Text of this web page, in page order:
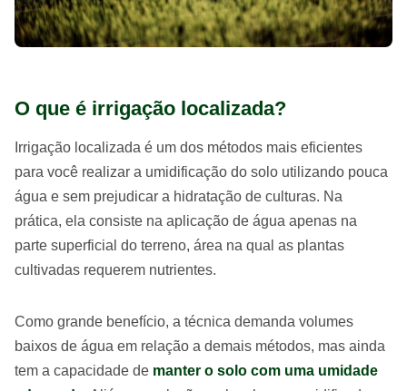
O que é irrigação localizada?
Irrigação localizada é um dos métodos mais eficientes
para você realizar a umidificação do solo utilizando pouca
água e sem prejudicar a hidratação de culturas. Na
prática, ela consiste na aplicação de água apenas na
parte superficial do terreno, área na qual as plantas
cultivadas requerem nutrientes.
Como grande benefício, a técnica demanda volumes
baixos de água em relação a demais métodos, mas ainda
tem a capacidade de manter o solo com uma umidade